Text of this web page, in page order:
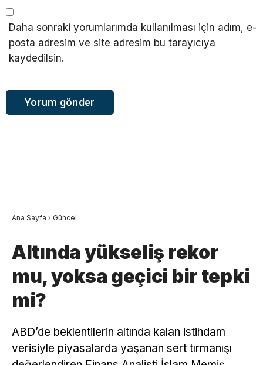
Daha sonraki yorumlarımda kullanılması için adım, e-
posta adresim ve site adresim bu tarayıcıya
kaydedilsin.
Ana Sayfa › Güncel
Altında yükseliş rekor
mu, yoksa geçici bir tepki
mi?
ABD’de beklentilerin altında kalan istihdam
verisiyle piyasalarda yaşanan sert tırmanışı